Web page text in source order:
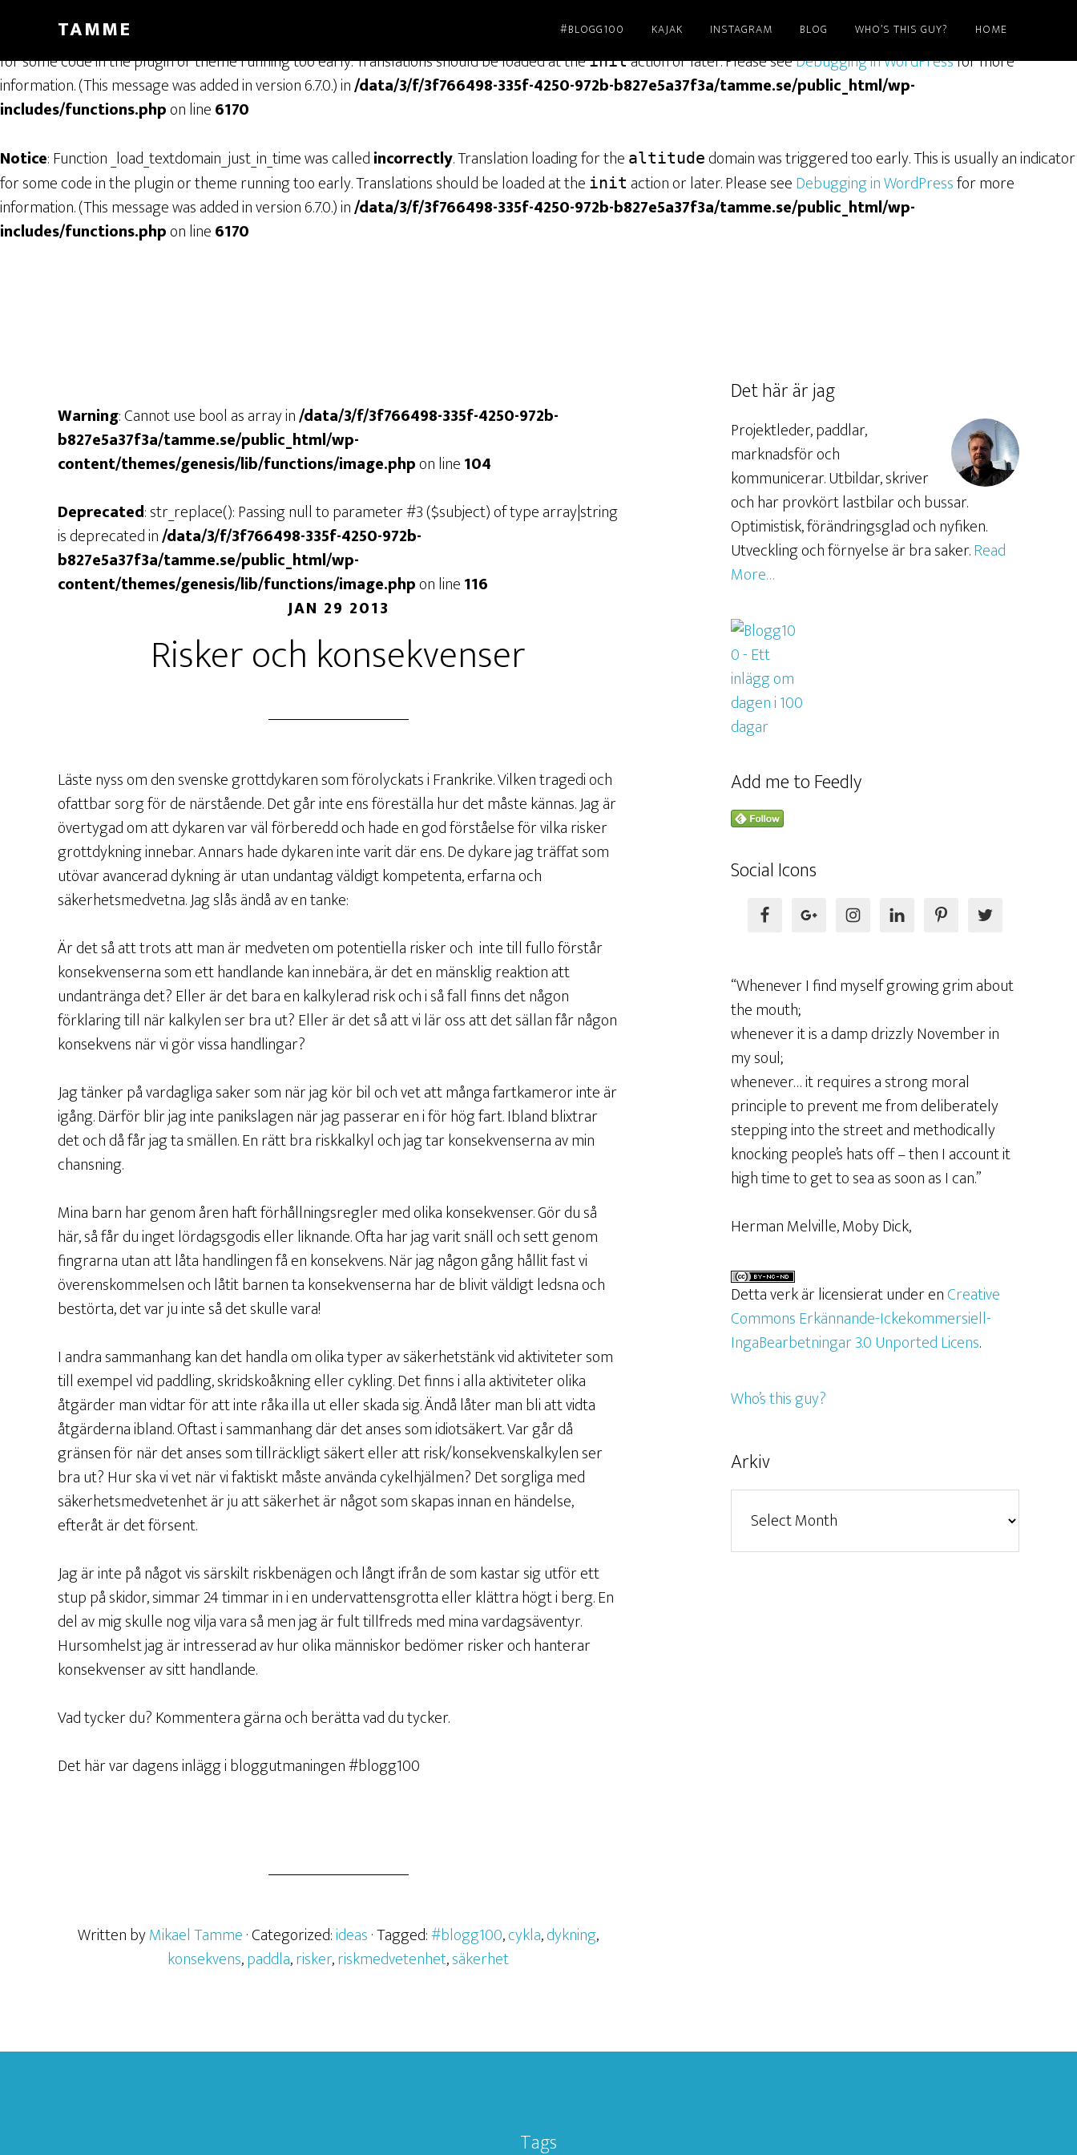
: Function _load_textdomain_just_in_time was called . Translation loading for the genesis
domain was triggered too early. This is usually an indicator
for some code in the plugin or theme running too early. Translations should be loaded at theinitaction or later. Please seeDebugging in WordPressfor more
information. (This message was added in version 6.7.0.) in/data/3/f/3f766498-335f-4250-972b-b827e5a37f3a/tamme.se/public_html/wp-
includes/functions.phpon line6170
Notice: Function _load_textdomain_just_in_time was calledincorrectly. Translation loading for the altitude domain was triggered too early. This is usually an indicator
for some code in the plugin or theme running too early. Translations should be loaded at the init action or later. Please seeDebugging in WordPressfor more
information. (This message was added in version 6.7.0.) in/data/3/f/3f766498-335f-4250-972b-b827e5a37f3a/tamme.se/public_html/wp-
includes/functions.phpon line6170
TAMME #BLOGG100 KAJAK INSTAGRAM BLOG WHO’S THIS GUY? HOME
Warning: Cannot use bool as array in/data/3/f/3f766498-335f-4250-972b-
b827e5a37f3a/tamme.se/public_html/wp-
content/themes/genesis/lib/functions/image.phpon line104
Deprecated: str_replace(): Passing null to parameter #3 ($subject) of type array|string
is deprecated in/data/3/f/3f766498-335f-4250-972b-
b827e5a37f3a/tamme.se/public_html/wp-
content/themes/genesis/lib/functions/image.phpon line116
JAN 29 2013
Risker och konsekvenser
Läste nyss om den svenske grottdykaren som förolyckats i Frankrike. Vilken tragedi och
ofattbar sorg för de närstående. Det går inte ens föreställa hur det måste kännas. Jag är
övertygad om att dykaren var väl förberedd och hade en god förståelse för vilka risker
grottdykning innebar. Annars hade dykaren inte varit där ens. De dykare jag träffat som
utövar avancerad dykning är utan undantag väldigt kompetenta, erfarna och
säkerhetsmedvetna. Jag slås ändå av en tanke:
Är det så att trots att man är medveten om potentiella risker och inte till fullo förstår
konsekvenserna som ett handlande kan innebära, är det en mänsklig reaktion att
undantränga det? Eller är det bara en kalkylerad risk och i så fall finns det någon
förklaring till när kalkylen ser bra ut? Eller är det så att vi lär oss att det sällan får någon
konsekvens när vi gör vissa handlingar?
Jag tänker på vardagliga saker som när jag kör bil och vet att många fartkameror inte är
igång. Därför blir jag inte panikslagen när jag passerar en i för hög fart. Ibland blixtrar
det och då får jag ta smällen. En rätt bra riskkalkyl och jag tar konsekvenserna av min
chansning.
Mina barn har genom åren haft förhållningsregler med olika konsekvenser. Gör du så
här, så får du inget lördagsgodis eller liknande. Ofta har jag varit snäll och sett genom
fingrarna utan att låta handlingen få en konsekvens. När jag någon gång hållit fast vi
överenskommelsen och låtit barnen ta konsekvenserna har de blivit väldigt ledsna och
bestörta, det var ju inte så det skulle vara!
I andra sammanhang kan det handla om olika typer av säkerhetstänk vid aktiviteter som
till exempel vid paddling, skridskoåkning eller cykling. Det finns i alla aktiviteter olika
åtgärder man vidtar för att inte råka illa ut eller skada sig. Ändå låter man bli att vidta
åtgärderna ibland. Oftast i sammanhang där det anses som idiotsäkert. Var går då
gränsen för när det anses som tillräckligt säkert eller att risk/konsekvenskalkylen ser
bra ut? Hur ska vi vet när vi faktiskt måste använda cykelhjälmen? Det sorgliga med
säkerhetsmedvetenhet är ju att säkerhet är något som skapas innan en händelse,
efteråt är det försent.
Jag är inte på något vis särskilt riskbenägen och långt ifrån de som kastar sig utför ett
stup på skidor, simmar 24 timmar in i en undervattensgrotta eller klättra högt i berg. En
del av mig skulle nog vilja vara så men jag är fult tillfreds med mina vardagsäventyr.
Hursomhelst jag är intresserad av hur olika människor bedömer risker och hanterar
konsekvenser av sitt handlande.
Vad tycker du? Kommentera gärna och berätta vad du tycker.
Det här var dagens inlägg i bloggutmaningen #blogg100
Written byMikael Tamme· Categorized:ideas· Tagged:#blogg100,cykla,dykning,
konsekvens,paddla,risker,riskmedvetenhet,säkerhet
Det här är jag
Projektleder, paddlar,
marknadsför och
kommunicerar. Utbildar, skriver
och har provkört lastbilar och bussar.
Optimistisk, förändringsglad och nyfiken.
Utveckling och förnyelse är bra saker.Read
More…
Add me to Feedly
Social Icons
“Whenever I find myself growing grim about
the mouth;
whenever it is a damp drizzly November in
my soul;
whenever… it requires a strong moral
principle to prevent me from deliberately
stepping into the street and methodically
knocking people’s hats off – then I account it
high time to get to sea as soon as I can.”
Herman Melville, Moby Dick,
Detta verk är licensierat under enCreative
Commons Erkännande-Ickekommersiell-
IngaBearbetningar 3.0 Unported Licens.
Who’s this guy?
Arkiv
Tags